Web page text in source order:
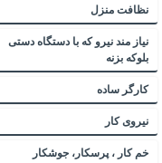
نظافت منزل
نیاز مند نیرو که با دستگاه دستی
بلوکه بزنه
کارگر ساده
نیروی کار
خم کار ، پرسکار، جوشکار